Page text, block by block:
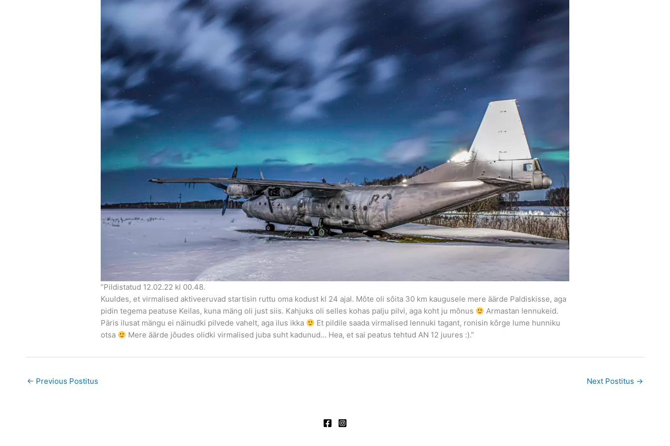
”Pildistatud 12.02.22 kl 00.48.
Kuuldes, et virmalised aktiveeruvad startisin ruttu oma kodust kl 24 ajal. Môte oli sôita 30 km kaugusele mere äärde Paldiskisse, aga
pidin tegema peatuse Keilas, kuna mäng oli just siis. Kahjuks oli selles kohas palju pilvi, aga koht ju mônus
Armastan lennukeid.
Päris ilusat mängu ei näinudki pilvede vahelt, aga ilus ikka
Et pildile saada virmalised lennuki tagant, ronisin kôrge lume hunniku
otsa
Mere äärde jôudes olidki virmalised juba suht kadunud… Hea, et sai peatus tehtud AN 12 juures :).”
← Previous Postitus Next Postitus →